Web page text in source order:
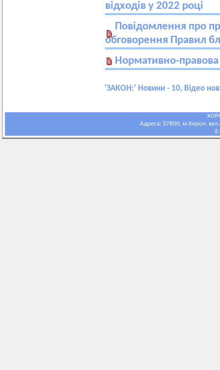
відходів у 2022 році
Повідомлення про
обговорення Правил
Нормативно-правова
'ЗАКОН:' Новини - 10, Відео
Адреса: 37800, м.Хорол,